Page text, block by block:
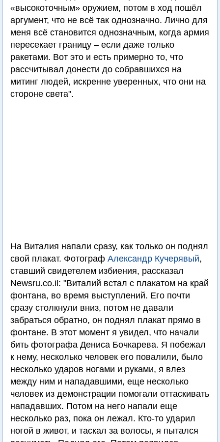
«высокоточным» оружием, потом в ход пошёл
аргумент, что не всё так однозначно. Лично для
меня всё становится однозначным, когда армия
пересекает границу – если даже только
ракетами. Вот это и есть примерно то, что
рассчитывал донести до собравшихся на
митинг людей, искренне уверенных, что они на
стороне света".
На Виталия напали сразу, как только он поднял
свой плакат. Фотограф Александр Кучерявый,
ставший свидетелем избиения, рассказал
Newsru.co.il: "Виталий встал с плакатом на край
фонтана, во время выступлений. Его почти
сразу столкнули вниз, потом не давали
забраться обратно, он поднял плакат прямо в
фонтане. В этот момент я увидел, что начали
бить фотографа Дениса Бочкарева. Я побежал
к нему, несколько человек его повалили, было
несколько ударов ногами и руками, я влез
между ним и нападавшими, еще несколько
человек из демонстрации помогали оттаскивать
нападавших. Потом на него напали еще
несколько раз, пока он лежал. Кто-то ударил
ногой в живот, и таскал за волосы, я пытался